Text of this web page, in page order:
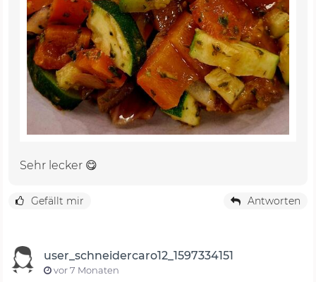
Sehr lecker 😋
Gefällt mir Antworten
user_schneidercaro12_1597334151
vor 7 Monaten